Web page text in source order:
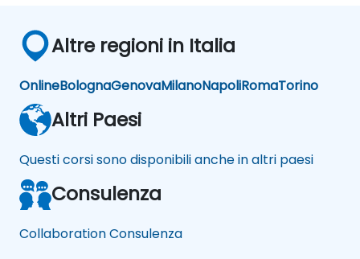
Altre regioni in Italia
OnlineBolognaGenovaMilanoNapoliRomaTorino
Altri Paesi
Questi corsi sono disponibili anche in altri paesi
Consulenza
Collaboration Consulenza